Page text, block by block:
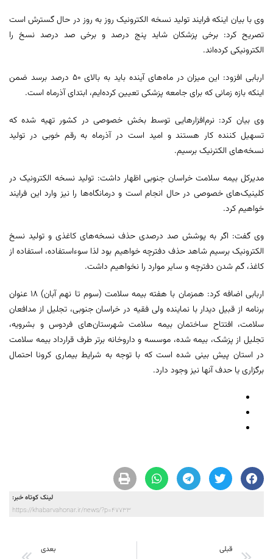
وی با بیان اینکه فرایند تولید نسخه الکترونیک روز به روز در حال گسترش است
تصریح کرد: برخی پزشکان شاید پنج درصد و برخی صد درصد نسخ را
الکترونیکی کرده‌اند.
اربابی افزود: این میزان در ماه‌های آینده باید به بالای ۵۰ درصد برسد ضمن
اینکه بازه زمانی که برای جامعه پزشکی تعیین کرده‌ایم، ابتدای آذرماه است.
وی بیان کرد: نرم‌افزارهایی توسط بخش خصوصی در کشور تهیه شده که
تسهیل کننده کار هستند و امید است در آذرماه به رقم خوبی در تولید
نسخه‌های الکترنیک برسیم.
مدیرکل بیمه سلامت خراسان جنوبی اظهار داشت: تولید نسخه الکترونیک در
کلینیک‌های خصوصی در حال انجام است و درمانگاه‌ها را نیز وارد این فرایند
خواهیم کرد.
وی گفت: اگر به پوشش صد درصدی حذف نسخه‌های کاغذی و تولید نسخ
الکترونیک برسیم شاهد حذف دفترچه خواهیم بود لذا سوءاستفاده، استفاده از
کاغذ، گم شدن دفترچه و سایر موارد را نخواهیم داشت.
اربابی اضافه کرد: همزمان با هفته بیمه سلامت (سوم تا نهم آبان) ۱۸ عنوان
برنامه از قبیل دیدار با نماینده ولی فقیه در خراسان جنوبی، تجلیل از مدافعان
سلامت، افتتاح ساختمان بیمه سلامت شهرستان‌های فردوس و بشرویه،
تجلیل از پزشک، بیمه شده، موسسه و داروخانه برتر طرف قرارداد بیمه سلامت
در استان پیش بینی شده است که با توجه به شرایط بیماری کرونا احتمال
برگزاری یا حدف آنها نیز وجود دارد.
لینک کوتاه خبر:
https://khabarvahonar.ir/news/?p=47733
قبلی بعدی